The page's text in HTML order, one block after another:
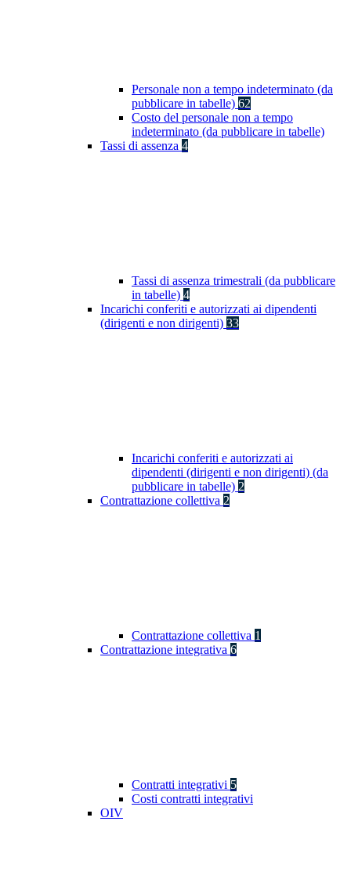
Personale non a tempo indeterminato (da
pubblicare in tabelle) 62
Costo del personale non a tempo
indeterminato (da pubblicare in tabelle)
Tassi di assenza 4
Tassi di assenza trimestrali (da pubblicare
in tabelle) 4
Incarichi conferiti e autorizzati ai dipendenti
(dirigenti e non dirigenti) 33
Incarichi conferiti e autorizzati ai
dipendenti (dirigenti e non dirigenti) (da
pubblicare in tabelle) 2
Contrattazione collettiva 2
Contrattazione collettiva 1
Contrattazione integrativa 6
Contratti integrativi 5
Costi contratti integrativi
OIV